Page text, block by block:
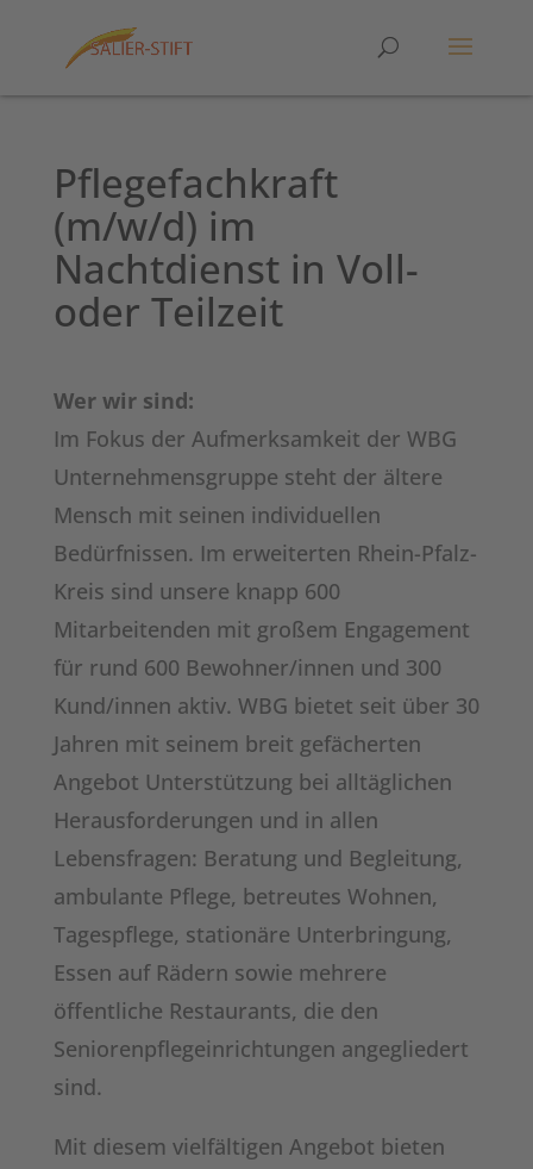
Pflegefachkraft
(m/w/d) im
Nachtdienst in Voll-
oder Teilzeit
Wer wir sind:
Im Fokus der Aufmerksamkeit der WBG
Unternehmensgruppe steht der ältere
Mensch mit seinen individuellen
Bedürfnissen. Im erweiterten Rhein-Pfalz-
Kreis sind unsere knapp 600
Mitarbeitenden mit großem Engagement
für rund 600 Bewohner/innen und 300
Kund/innen aktiv. WBG bietet seit über 30
Jahren mit seinem breit gefächerten
Angebot Unterstützung bei alltäglichen
Herausforderungen und in allen
Lebensfragen: Beratung und Begleitung,
ambulante Pflege, betreutes Wohnen,
Tagespflege, stationäre Unterbringung,
Essen auf Rädern sowie mehrere
öffentliche Restaurants, die den
Seniorenpflegeinrichtungen angegliedert
sind.
Mit diesem vielfältigen Angebot bieten